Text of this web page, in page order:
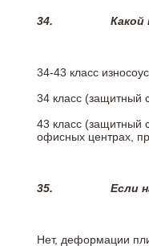
34. Какой
34-43 класс
34 класс (защитный
43 класс (защитный
офисных центрах,
35. Если
Нет, деформации